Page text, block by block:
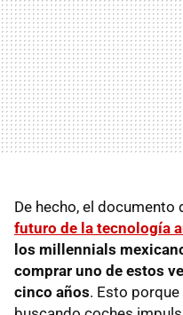
De hecho, el documento
futuro de la tecnología
los millennials
comprar uno de estos
cinco años. Esto